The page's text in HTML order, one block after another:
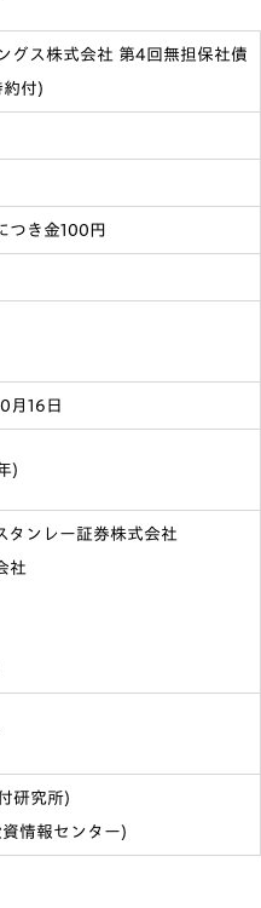
グス株式会社 第4回無担保社債
付)
つき金100円
月16日
)
タンレー証券株式会社
社
研究所)
情報センター)